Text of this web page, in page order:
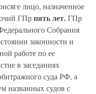
лицо, назначенное
ГПрпять лет.ГПр
Собрания
законности и
работе по ее
в заседаниях
суда РФ, а
названных судов с